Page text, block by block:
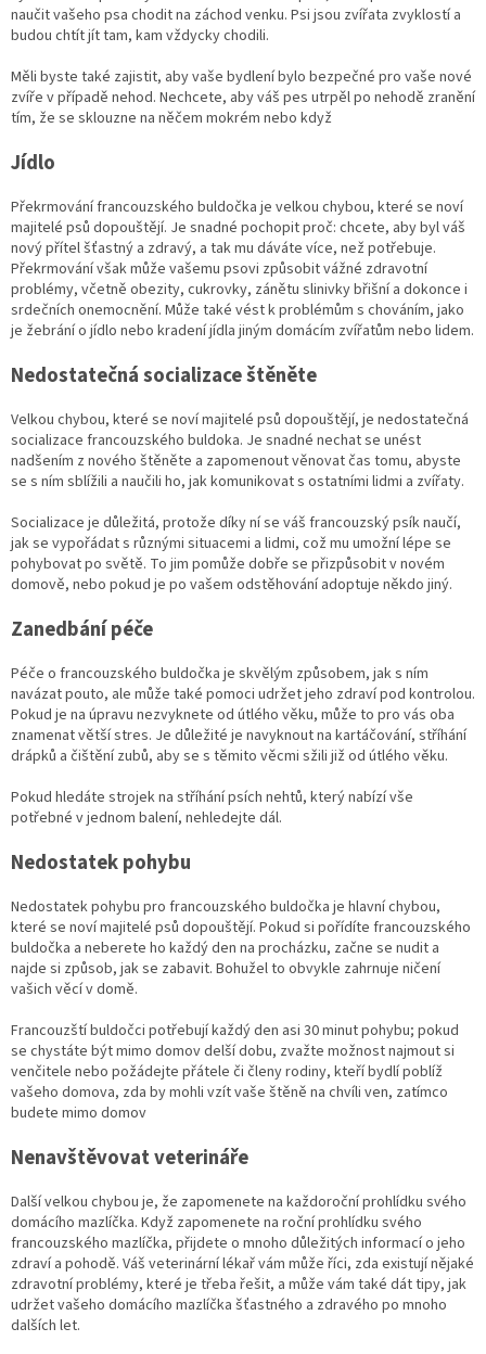
naučit vašeho psa chodit na záchod venku. Psi jsou zvířata zvyklostí a
budou chtít jít tam, kam vždycky chodili.
Měli byste také zajistit, aby vaše bydlení bylo bezpečné pro vaše nové
zvíře v případě nehod. Nechcete, aby váš pes utrpěl po nehodě zranění
tím, že se sklouzne na něčem mokrém nebo když
Jídlo
Překrmování francouzského buldočka je velkou chybou, které se noví
majitelé psů dopouštějí. Je snadné pochopit proč: chcete, aby byl váš
nový přítel šťastný a zdravý, a tak mu dáváte více, než potřebuje.
Překrmování však může vašemu psovi způsobit vážné zdravotní
problémy, včetně obezity, cukrovky, zánětu slinivky břišní a dokonce i
srdečních onemocnění. Může také vést k problémům s chováním, jako
je žebrání o jídlo nebo kradení jídla jiným domácím zvířatům nebo lidem.
Nedostatečná socializace štěněte
Velkou chybou, které se noví majitelé psů dopouštějí, je nedostatečná
socializace francouzského buldoka. Je snadné nechat se unést
nadšením z nového štěněte a zapomenout věnovat čas tomu, abyste
se s ním sblížili a naučili ho, jak komunikovat s ostatními lidmi a zvířaty.
Socializace je důležitá, protože díky ní se váš francouzský psík naučí,
jak se vypořádat s různými situacemi a lidmi, což mu umožní lépe se
pohybovat po světě. To jim pomůže dobře se přizpůsobit v novém
domově, nebo pokud je po vašem odstěhování adoptuje někdo jiný.
Zanedbání péče
Péče o francouzského buldočka je skvělým způsobem, jak s ním
navázat pouto, ale může také pomoci udržet jeho zdraví pod kontrolou.
Pokud je na úpravu nezvyknete od útlého věku, může to pro vás oba
znamenat větší stres. Je důležité je navyknout na kartáčování, stříhání
drápků a čištění zubů, aby se s těmito věcmi sžili již od útlého věku.
Pokud hledáte strojek na stříhání psích nehtů, který nabízí vše
potřebné v jednom balení, nehledejte dál.
Nedostatek pohybu
Nedostatek pohybu pro francouzského buldočka je hlavní chybou,
které se noví majitelé psů dopouštějí. Pokud si pořídíte francouzského
buldočka a neberete ho každý den na procházku, začne se nudit a
najde si způsob, jak se zabavit. Bohužel to obvykle zahrnuje ničení
vašich věcí v domě.
Francouzští buldočci potřebují každý den asi 30 minut pohybu; pokud
se chystáte být mimo domov delší dobu, zvažte možnost najmout si
venčitele nebo požádejte přátele či členy rodiny, kteří bydlí poblíž
vašeho domova, zda by mohli vzít vaše štěně na chvíli ven, zatímco
budete mimo domov
Nenavštěvovat veterináře
Další velkou chybou je, že zapomenete na každoroční prohlídku svého
domácího mazlíčka. Když zapomenete na roční prohlídku svého
francouzského mazlíčka, přijdete o mnoho důležitých informací o jeho
zdraví a pohodě. Váš veterinární lékař vám může říci, zda existují nějaké
zdravotní problémy, které je třeba řešit, a může vám také dát tipy, jak
udržet vašeho domácího mazlíčka šťastného a zdravého po mnoho
dalších let.